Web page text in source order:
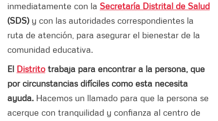
inmediatamente con la Secretaría Distrital de Salud
(SDS) y con las autoridades correspondientes la
ruta de atención, para asegurar el bienestar de la
comunidad educativa.
El Distrito trabaja para encontrar a la persona, que
por circunstancias difíciles como esta necesita
ayuda. Hacemos un llamado para que la persona se
acerque con tranquilidad y confianza al centro de